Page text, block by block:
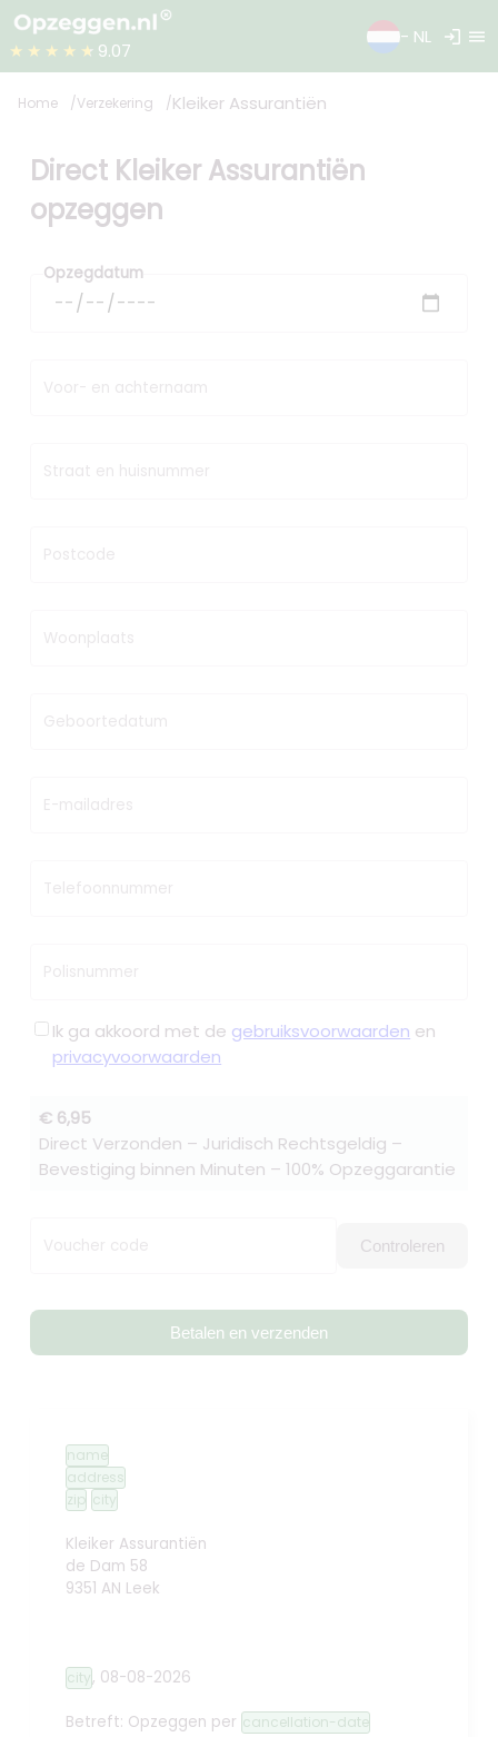
★★★★★ 9.07
- NL login menu
Home Verzekering Kleiker Assurantiën
Direct Kleiker Assurantiën
opzeggen
Opzegdatum
Voor- en achternaam
Straat en huisnummer
Postcode
Woonplaats
Geboortedatum
E-mailadres
Telefoonnummer
Polisnummer
Ik ga akkoord met de gebruiksvoorwaarden en
privacyvoorwaarden
€ 6,95
Direct Verzonden – Juridisch Rechtsgeldig –
Bevestiging binnen Minuten – 100% Opzeggarantie
Voucher code Controleren
Betalen en verzenden
name
address
zip city
Kleiker Assurantiën
de Dam 58
9351 AN Leek
city, 08-08-2026
Betreft: Opzeggen per cancellation-date